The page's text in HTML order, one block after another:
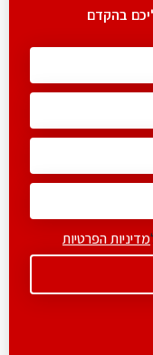
בהקדם
מדיניות הפרטיות